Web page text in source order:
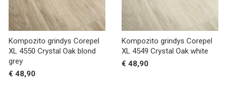
Kompozito grindys Corepel
XL 4550 Crystal Oak blond
grey
€ 48,90
Kompozito grindys Corepel
XL 4549 Crystal Oak white
€ 48,90